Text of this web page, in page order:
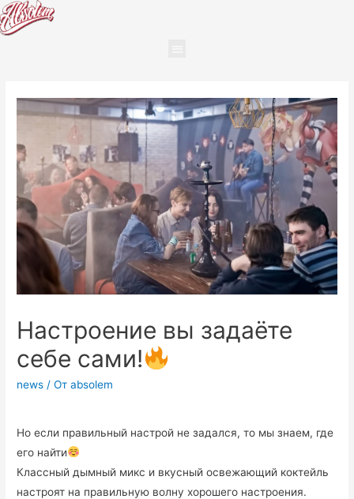
Настроение вы задаёте
себе сами!
news / От absolem
Но если правильный настрой не задался, то мы знаем, где
его найти
Классный дымный микс и вкусный освежающий коктейль
настроят на правильную волну хорошего настроения.